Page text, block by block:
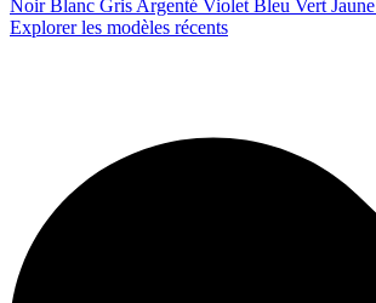
Noir Blanc Gris Argenté Violet Bleu Vert Jaune
Explorer les modèles récents